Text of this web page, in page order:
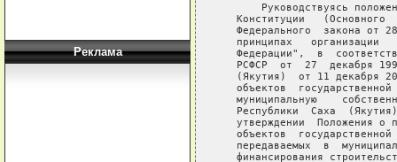
Реклама
Руководствуясь
Конституции   (Основного
Федерального  закона от
принципах   организации
Федерации",  в
РСФСР  от  27  декабря
(Якутия)  от 11 декабря
объектов
муниципальную
Республики  Саха
утверждении  Положения о
объектов
передаваемых  в
финансирования